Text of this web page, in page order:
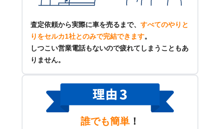
査定依頼から実際に車を売るまで、 すべてのやりと
りをセルカ1社とのみで完結できます。
しつこい営業電話もないので疲れてしまうこともあ
りません。
誰でも簡単 ！